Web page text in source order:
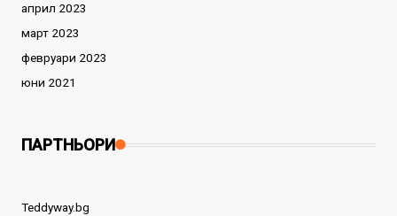
април 2023
март 2023
февруари 2023
юни 2021
ПАРТНЬОРИ
Teddyway.bg